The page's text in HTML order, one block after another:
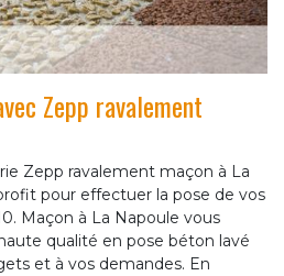
Zepp ravalement
Zepp ravalement maçon à La
pour effectuer la pose de vos
Maçon à La Napoule vous
qualité en pose béton lavé
et à vos demandes. En